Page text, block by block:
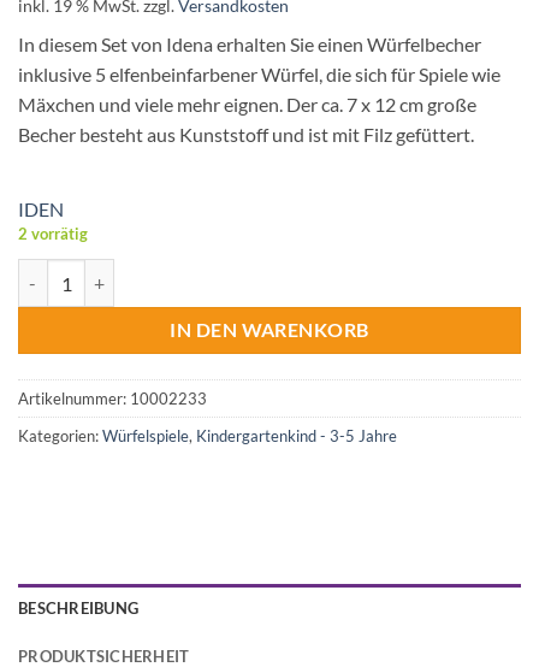
inkl. 19 % MwSt.zzgl.Versandkosten
In diesem Set von Idena erhalten Sie einen Würfelbecher
inklusive 5 elfenbeinfarbener Würfel, die sich für Spiele wie
Mäxchen und viele mehr eignen. Der ca. 7 x 12 cm große
Becher besteht aus Kunststoff und ist mit Filz gefüttert.
IDEN
2 vorrätig
IN DEN WARENKORB
Artikelnummer: 10002233
Kategorien:Würfelspiele, Kindergartenkind - 3-5 Jahre
BESCHREIBUNG
PRODUKTSICHERHEIT